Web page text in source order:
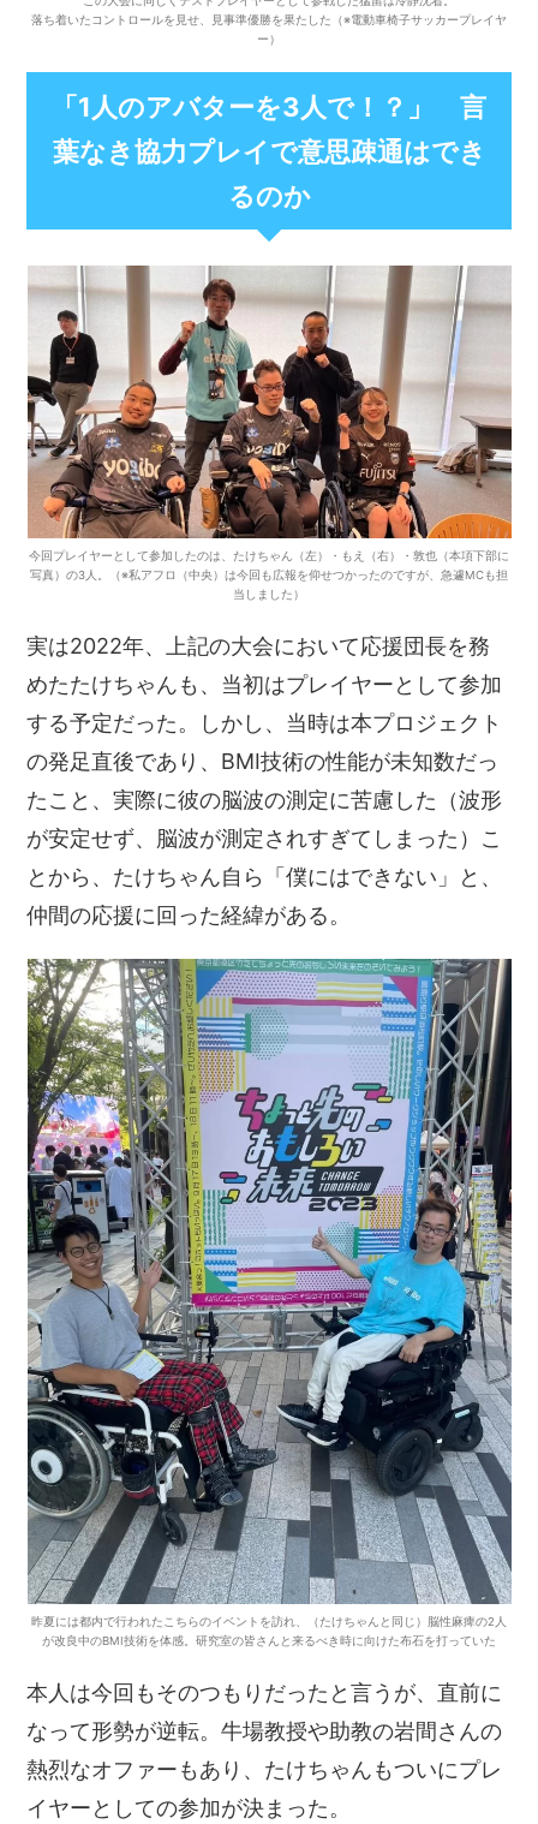
落ち着いたコントロールを見せ、見事準優勝を果たした（※電動車椅子サッカープレイヤ
ー）
「1人のアバターを3人で！？」 言
葉なき協力プレイで意思疎通はでき
るのか
今回プレイヤーとして参加したのは、たけちゃん（左）・もえ（右）・敦也（本項下部に
写真）の3人。（※私アフロ（中央）は今回も広報を仰せつかったのですが、急遽MCも担
当しました）
実は2022年、上記の大会において応援団長を務
めたたけちゃんも、当初はプレイヤーとして参加
する予定だった。しかし、当時は本プロジェクト
の発足直後であり、BMI技術の性能が未知数だっ
たこと、実際に彼の脳波の測定に苦慮した（波形
が安定せず、脳波が測定されすぎてしまった）こ
とから、たけちゃん自ら「僕にはできない」と、
仲間の応援に回った経緯がある。
昨夏には都内で行われたこちらのイベントを訪れ、（たけちゃんと同じ）脳性麻痺の2人
が改良中のBMI技術を体感。研究室の皆さんと来るべき時に向けた布石を打っていた
本人は今回もそのつもりだったと言うが、直前に
なって形勢が逆転。牛場教授や助教の岩間さんの
熱烈なオファーもあり、たけちゃんもついにプレ
イヤーとしての参加が決まった。